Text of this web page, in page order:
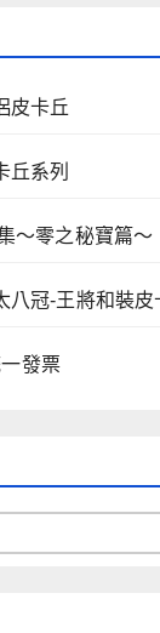
皮卡丘
丘系列
～零之秘寶篇～
八冠-王將和裝皮
發票